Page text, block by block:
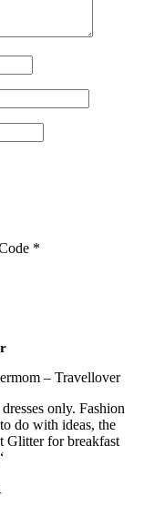
*
only. Fashion
do with ideas, the
Glitter for breakfast